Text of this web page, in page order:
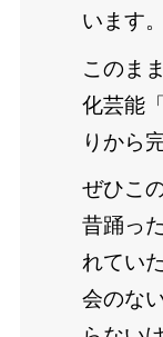
います。
このま
化芸能
りから
ぜひこ
昔踊っ
れてい
会のな